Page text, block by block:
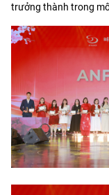
trưởng thành trong